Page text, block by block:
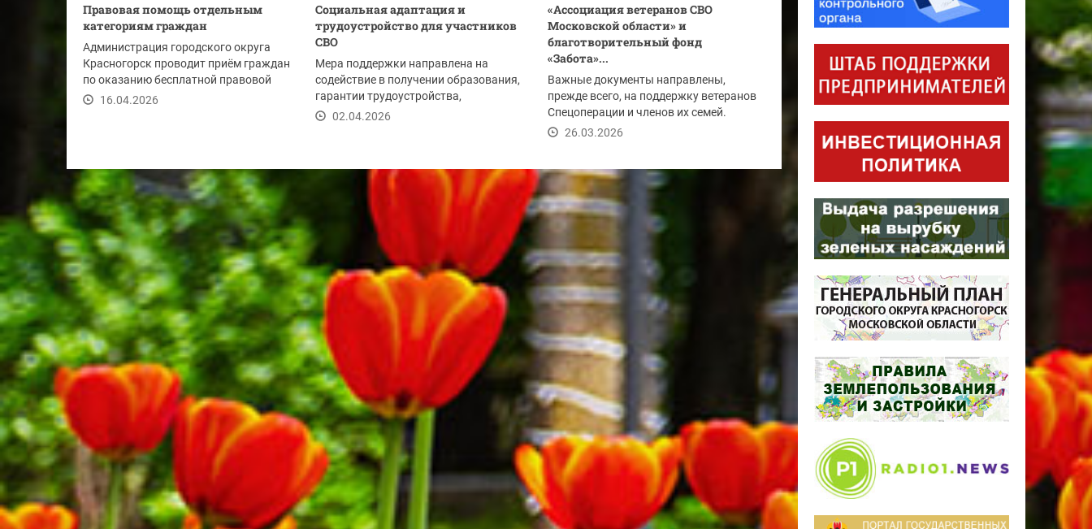
Правовая помощь отдельным
категориям граждан
Администрация городского округа
Красногорск проводит приём граждан
по оказанию бесплатной правовой
помощи 24 апреля...
16.04.2026
Социальная адаптация и
трудоустройство для участников
СВО
Мера поддержки направлена на
содействие в получении образования,
гарантии трудоустройства,
социального обслуживания,...
02.04.2026
«Ассоциация ветеранов СВО
Московской области» и
благотворительный фонд
«Забота»...
Важные документы направлены,
прежде всего, на поддержку ветеранов
Спецоперации и членов их семей.
26.03.2026